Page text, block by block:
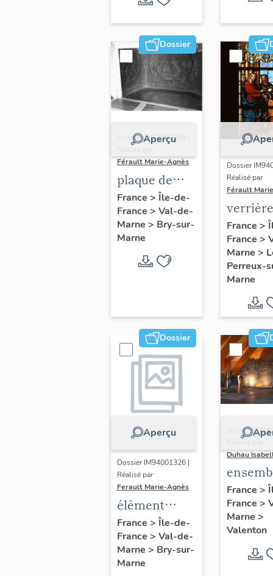
Dossier
Aperçu
Dossier IM94000089 |
Férault Marie-Agnès
plaque de
cheminée :
Athéna
présentant
Héphaïstos,
foyer
France > Île-de-
France > Val-de-
Marne > Bry-sur-
Marne
Dossier
Réalisé par
Férault
verrière
figurée :
clés à
Pierre
France >
France >
Marne >
Perreux-
Marne
Dossier
Aperçu
Dossier IM94001326 |
Réalisé par
Ferault Marie-Agnès
élément
d'architecture
du château
des Tuileries
France > Île-de-
France > Val-de-
Marne > Bry-sur-
Marne
Dossier
Réalisé par
Duhau
2
L'arbre
cosmos
France >
France >
Marne >
Valenton